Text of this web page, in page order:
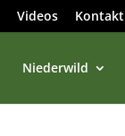
Videos Kontakt
Niederwild